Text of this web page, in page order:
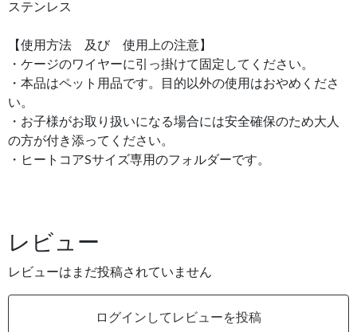
ステンレス
【使用方法 及び 使用上の注意】
・ケージのワイヤーに引っ掛けて固定してください。
・本品はペット用品です。目的以外の使用はおやめくださ
い。
・お子様がお取り扱いになる場合には安全確保のため大人
の方が付き添ってください。
・ヒートコアSサイズ専用のフォルダーです。
レビュー
レビューはまだ投稿されていません
ログインしてレビューを投稿